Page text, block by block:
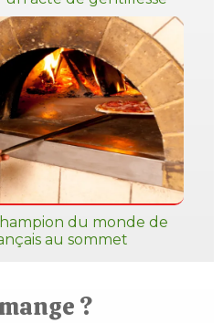
du monde de
au sommet
?